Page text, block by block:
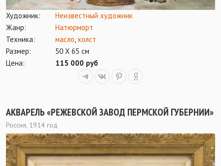
Художник:
Неизвестный художник
Жанр:
Натюрморт
Техника:
масло,холст
Размер:
50 Х 65 см
Цена:
115 000 руб
АКВАРЕЛЬ «РЕЖЕВСКОЙ ЗАВОД ПЕРМСКОЙ ГУБЕРНИИ»
Россия, 1914 год